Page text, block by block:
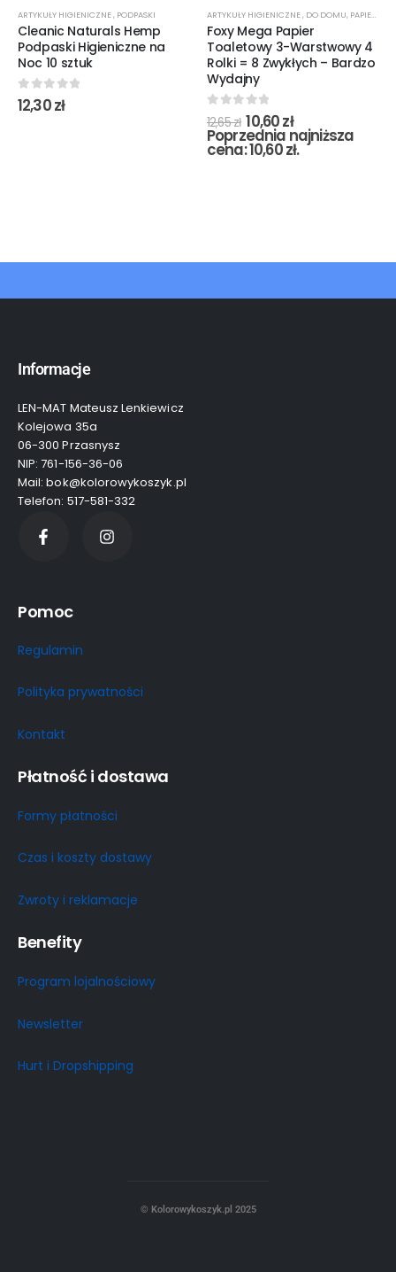
ARTYKUŁY HIGIENICZNE, PODPASKI
Cleanic Naturals Hemp
Podpaski Higieniczne na
Noc 10 sztuk
0out of 5
12,30zł
ARTYKUŁY HIGIENICZNE, DO DOMU, PAPIER TOALETOWY
Foxy Mega Papier
Toaletowy 3-Warstwowy 4
Rolki = 8 Zwykłych – Bardzo
Wydajny
0out of 5
12,65zł 10,60zł
Poprzednia najniższa
cena:10,60zł.
Informacje
LEN-MAT Mateusz Lenkiewicz
Kolejowa 35a
06-300 Przasnysz
NIP: 761-156-36-06
Mail: bok@kolorowykoszyk.pl
Telefon: 517-581-332
Pomoc
Regulamin
Polityka prywatności
Kontakt
Płatność i dostawa
Formy płatności
Czas i koszty dostawy
Zwroty i reklamacje
Benefity
Program lojalnościowy
Newsletter
Hurt i Dropshipping
© Kolorowykoszyk.pl 2025